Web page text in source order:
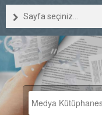
Sayfa seçiniz...